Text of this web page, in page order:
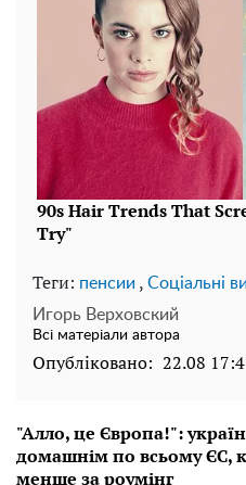
Теги: пенсии , Соціальні
Игорь Верховский
Всі матеріали автора
Опубліковано: 22.08
"Алло, це Європа!":
домашнім по всьому ЄС,
менше за роумінг